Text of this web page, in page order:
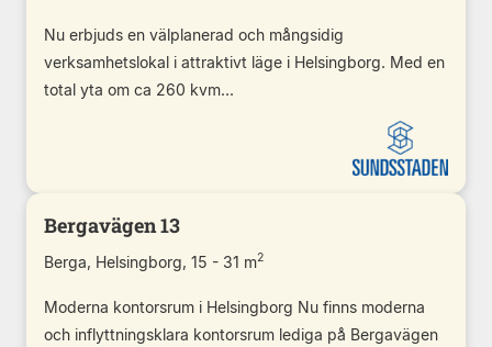
Nu erbjuds en välplanerad och mångsidig
verksamhetslokal i attraktivt läge i Helsingborg. Med en
total yta om ca 260 kvm...
Bergavägen 13
Berga, Helsingborg, 15 - 31 m2
Moderna kontorsrum i Helsingborg Nu finns moderna
och inflyttningsklara kontorsrum lediga på Bergavägen